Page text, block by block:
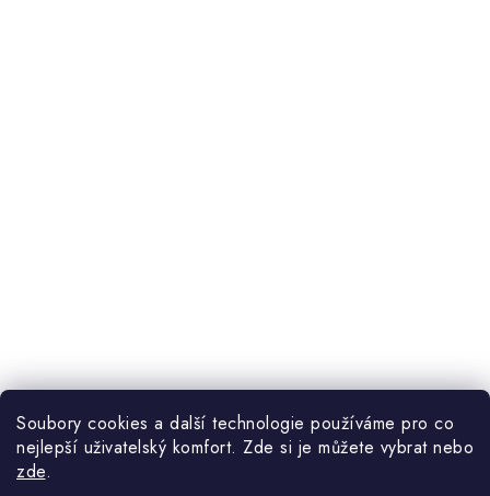
Soubory cookies a další technologie používáme pro co
nejlepší uživatelský komfort. Zde si je můžete vybrat nebo
zde.